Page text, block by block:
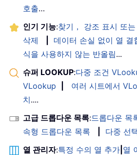
호출…
인기 기능:찾기， 강조 표시 또
삭제
데이터 손실 없이 열 결
식을 사용하지 않는 반올림...
슈퍼 LOOKUP:다중 조건
VLookup
여러 시트에서
치....
고급 드롭다운 목록:드롭다운 목
속형 드롭다운 목록
다중 선
열 관리자:특정 수의 열 추가 열